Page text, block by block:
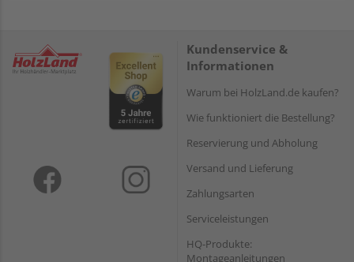
Kundenservice &
Informationen
Warum bei HolzLand.de kaufen?
Wie funktioniert die Bestellung?
Reservierung und Abholung
Versand und Lieferung
Zahlungsarten
Serviceleistungen
HQ-Produkte:
Montageanleitungen